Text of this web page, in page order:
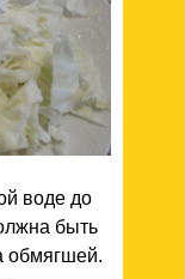
воде до
быть
обмягшей.